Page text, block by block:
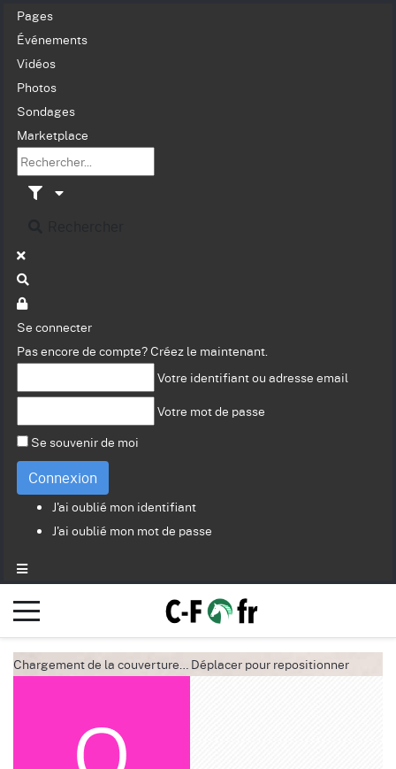
Pages
Événements
Vidéos
Photos
Sondages
Marketplace
Se connecter
Pas encore de compte? Créez le maintenant.
Votre identifiant ou adresse email
Votre mot de passe
Se souvenir de moi
Connexion
J'ai oublié mon identifiant
J'ai oublié mon mot de passe
Chargement de la couverture… Déplacer pour repositionner